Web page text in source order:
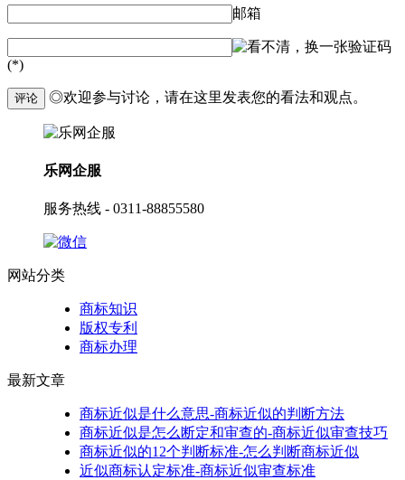
邮箱
验证码
(*)
评论 ◎欢迎参与讨论，请在这里发表您的看法和观点。
乐网企服
服务热线 - 0311-88855580
网站分类
商标知识
版权专利
商标办理
最新文章
商标近似是什么意思-商标近似的判断方法
商标近似是怎么断定和审查的-商标近似审查技巧
商标近似的12个判断标准-怎么判断商标近似
近似商标认定标准-商标近似审查标准